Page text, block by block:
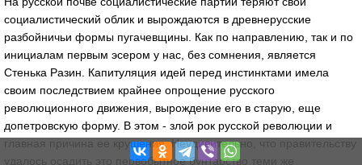
социалистический облик и вырождаются в древнерусские
разбойничьи формы пугачевщины. Как по направлению, так и по
инициалам первым эсером у нас, без сомнения, является
Стенька Разин. Капитуляция идей перед инстинктами имела
своим последствием крайнее опрощение русского
революционного движения, вырождение его в старую, еще
допетровскую форму. В этом - злой рок русской революции и
главная причина ее крушения. Неудивительно, что правительству
удалось осадить это первобытное бунтарство теми же